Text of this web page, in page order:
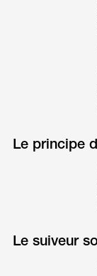
Le principe
Le suiveur